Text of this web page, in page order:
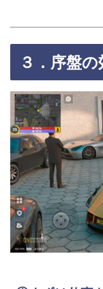
３．序盤